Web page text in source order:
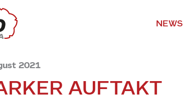
NEWS
2021
AUFTAKT